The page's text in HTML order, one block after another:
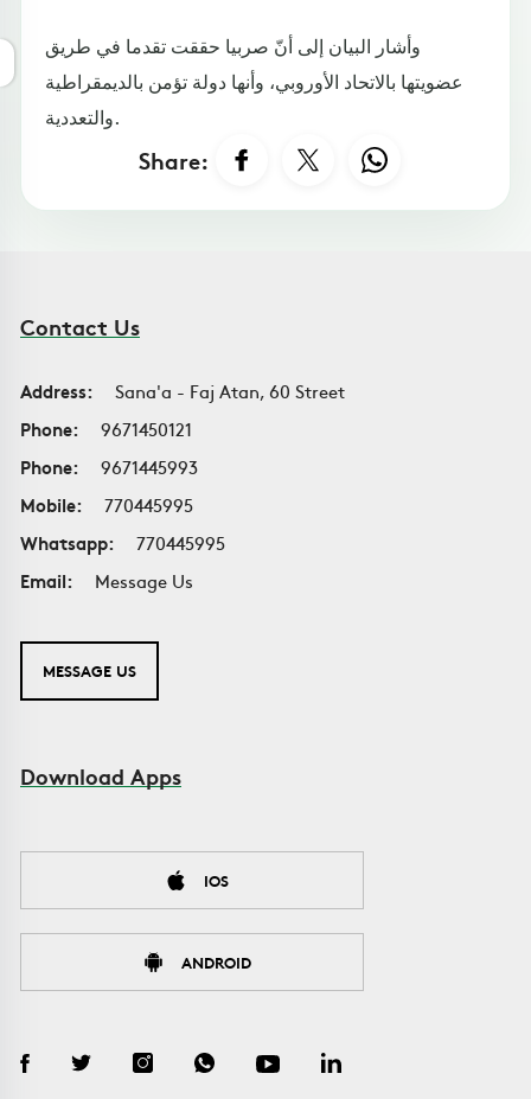
وأشار البيان إلى أنّ صربيا حققت تقدما في طريق
عضويتها بالاتحاد الأوروبي، وأنها دولة تؤمن بالديمقراطية
والتعددية.
Share:
Contact Us
Address:
Sana'a - Faj Atan, 60 Street
Phone:
9671450121
Phone:
9671445993
Mobile:
770445995
Whatsapp:
770445995
Email:
Message Us
MESSAGE US
Download Apps
IOS
ANDROID